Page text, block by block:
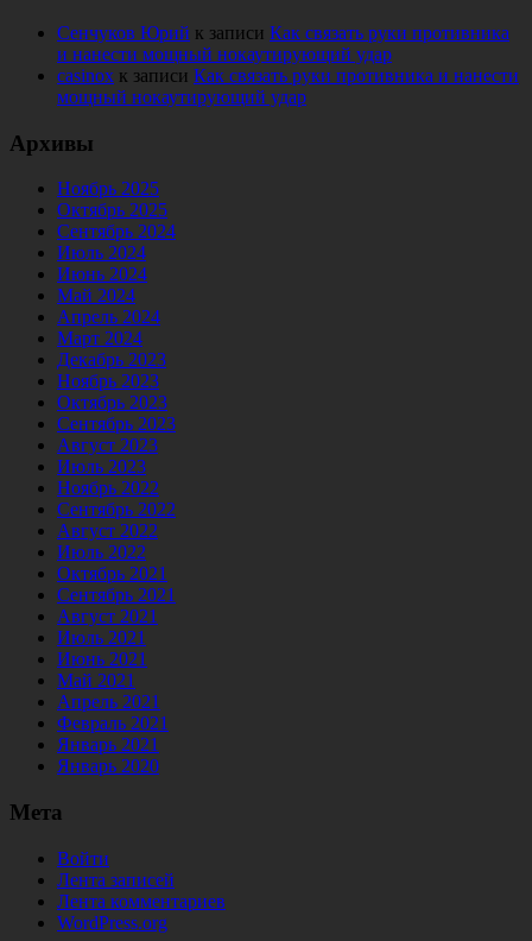
Сенчуков Юрий к записи Как связать руки противника
и нанести мощный нокаутирующий удар
casinox к записи Как связать руки противника и нанести
мощный нокаутирующий удар
Архивы
Ноябрь 2025
Октябрь 2025
Сентябрь 2024
Июль 2024
Июнь 2024
Май 2024
Апрель 2024
Март 2024
Декабрь 2023
Ноябрь 2023
Октябрь 2023
Сентябрь 2023
Август 2023
Июль 2023
Ноябрь 2022
Сентябрь 2022
Август 2022
Июль 2022
Октябрь 2021
Сентябрь 2021
Август 2021
Июль 2021
Июнь 2021
Май 2021
Апрель 2021
Февраль 2021
Январь 2021
Январь 2020
Мета
Войти
Лента записей
Лента комментариев
WordPress.org